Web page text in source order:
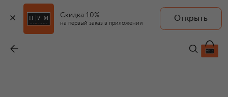
Скидка 10%
на первый заказ в приложении
Открыть
13 050 ₽